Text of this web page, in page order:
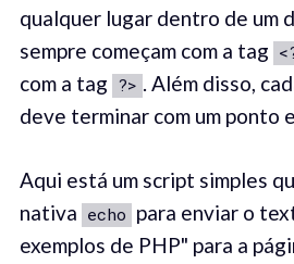
qualquer lugar dentro de um
sempre começam com a tag
com a tag ?> . Além disso,
deve terminar com um ponto
Aqui está um script simples
nativa echo para enviar o
exemplos de PHP" para a